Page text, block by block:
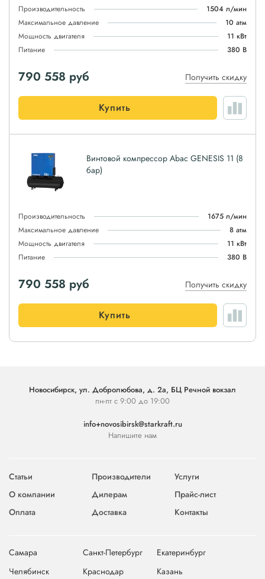
Производительность
1504 л/мин
Максимальное давление
10 атм
Мощность двигателя
11 кВт
Питание
380 В
790 558 руб Получить скидку
Купить
Винтовой компрессор Abac GENESIS 11 (8
бар)
Производительность
1675 л/мин
Максимальное давление
8 атм
Мощность двигателя
11 кВт
Питание
380 В
790 558 руб Получить скидку
Купить
Новосибирск, ул. Добролюбова, д. 2а, БЦ Речной вокзал
пн-пт с 9:00 до 19:00
info+novosibirsk@starkraft.ru
Напишите нам
Статьи Производители
Услуги
О компании
Дилерам
Прайс-лист
Оплата
Доставка Контакты
Самара Санкт-Петербург
Екатеринбург
Челябинск
Краснодар Казань